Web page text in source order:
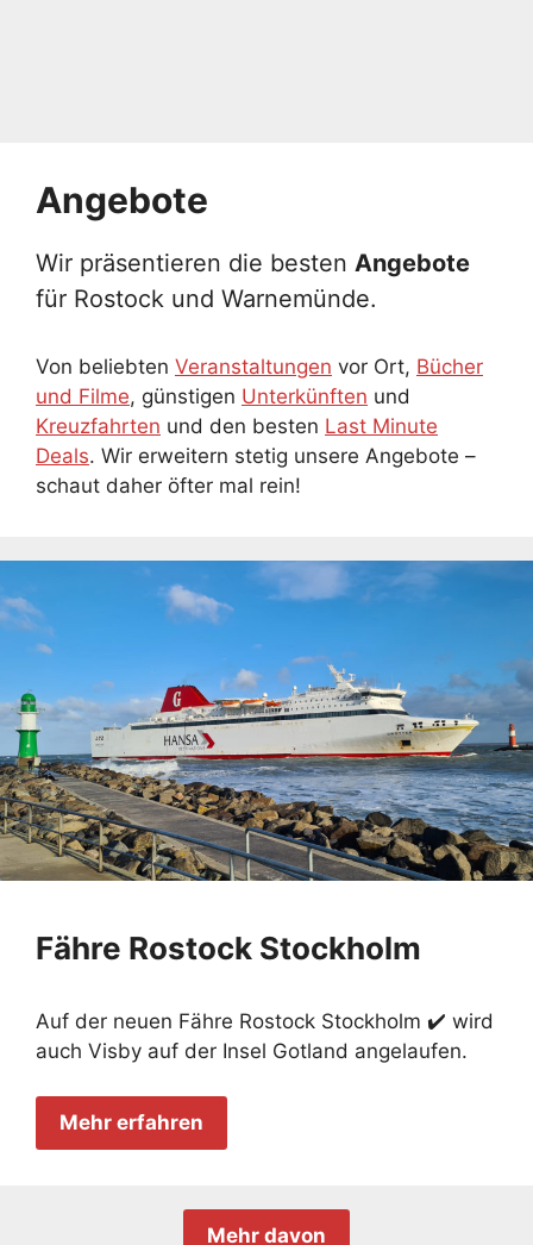
Angebote
Wir präsentieren die besten Angebote
für Rostock und Warnemünde.
Von beliebten Veranstaltungen vor Ort, Bücher
und Filme, günstigen Unterkünften und
Kreuzfahrten und den besten Last Minute
Deals. Wir erweitern stetig unsere Angebote –
schaut daher öfter mal rein!
Fähre Rostock Stockholm
Auf der neuen Fähre Rostock Stockholm ✔️ wird
auch Visby auf der Insel Gotland angelaufen.
Mehr erfahren
Mehr davon